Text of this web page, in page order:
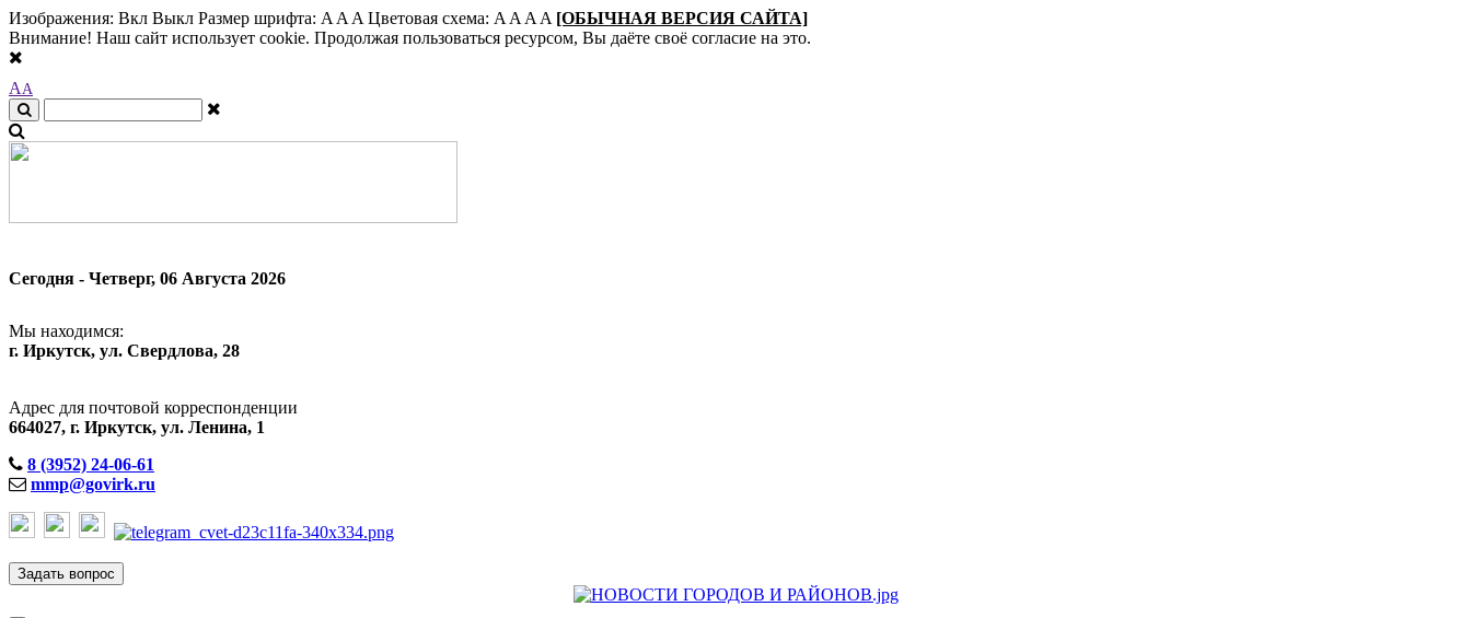
Изображения: Вкл Выкл Размер шрифта: A A A Цветовая схема: A A A A [ОБЫЧНАЯ ВЕРСИЯ САЙТА]
Внимание! Наш сайт использует cookie. Продолжая пользоваться ресурсом, Вы даёте своё согласие на это.
AA
Сегодня - Четверг, 06 Августа 2026
Мы находимся:
г. Иркутск, ул. Свердлова, 28
Адрес для почтовой корреспонденции
664027, г. Иркутск, ул. Ленина, 1
8 (3952) 24-06-61
mmp@govirk.ru
Задать вопрос